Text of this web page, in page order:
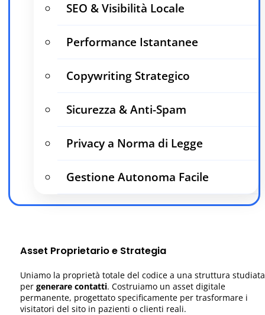
SEO & Visibilità Locale
Performance Istantanee
Copywriting Strategico
Sicurezza & Anti-Spam
Privacy a Norma di Legge
Gestione Autonoma Facile
Asset Proprietario e Strategia
Uniamo la proprietà totale del codice a una struttura studiata
per generare contatti. Costruiamo un asset digitale
permanente, progettato specificamente per trasformare i
visitatori del sito in pazienti o clienti reali.